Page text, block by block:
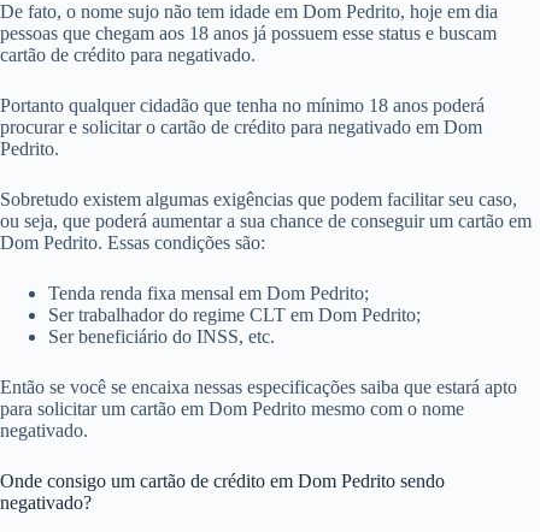
De fato, o nome sujo não tem idade em Dom Pedrito, hoje em dia
pessoas que chegam aos 18 anos já possuem esse status e buscam
cartão de crédito para negativado.
Portanto qualquer cidadão que tenha no mínimo 18 anos poderá
procurar e solicitar o cartão de crédito para negativado em Dom
Pedrito.
Sobretudo existem algumas exigências que podem facilitar seu caso,
ou seja, que poderá aumentar a sua chance de conseguir um cartão em
Dom Pedrito. Essas condições são:
Tenda renda fixa mensal em Dom Pedrito;
Ser trabalhador do regime CLT em Dom Pedrito;
Ser beneficiário do INSS, etc.
Então se você se encaixa nessas especificações saiba que estará apto
para solicitar um cartão em Dom Pedrito mesmo com o nome
negativado.
Onde consigo um cartão de crédito em Dom Pedrito sendo
negativado?